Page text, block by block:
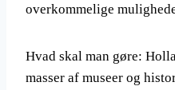
overkommelige
Hvad skal man gøre:
masser af museer og